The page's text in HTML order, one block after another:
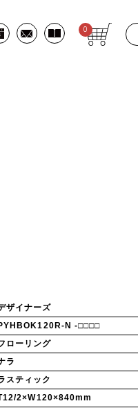
0
ザイナーズ
N -□□□□
ローリング
ラ
スティック
2×W120×840mm